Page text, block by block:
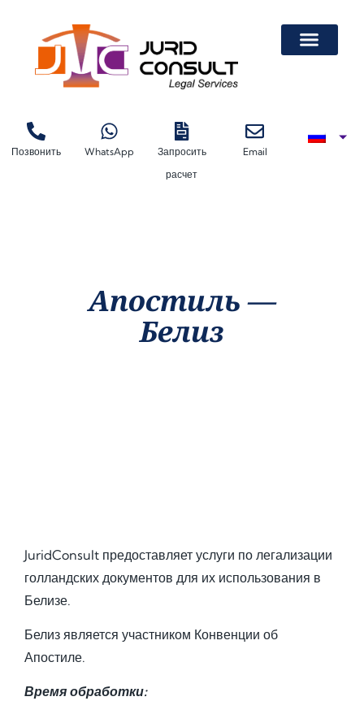
Позвонить WhatsApp
Запросить
расчет
Email
Апостиль —
Белиз
JuridConsult предоставляет услуги по легализации
голландских документов для их использования в
Белизе.
Белиз является участником Конвенции об
Апостиле.
Время обработки: